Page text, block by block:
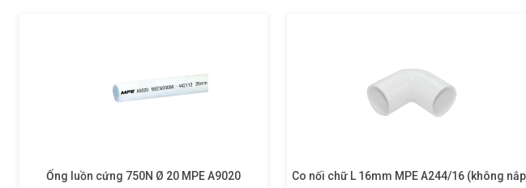
Ống luồn cứng 750N Ø 20 MPE A9020 Co nối chữ L 16mm MPE A244/16 (không